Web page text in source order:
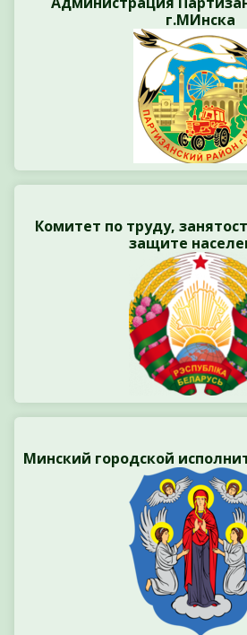
г.МИнска
Комитет по труду,
защите
Минский городской